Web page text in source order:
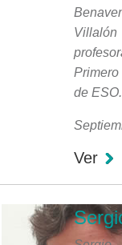
de ESO.
Ver